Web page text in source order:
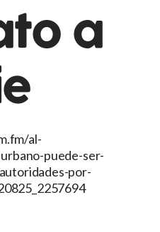
a
al-
puede-ser-
por-